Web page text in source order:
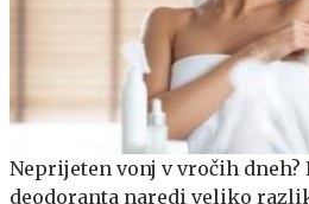
Neprijeten vonj v vročih dneh?
deodoranta naredi veliko